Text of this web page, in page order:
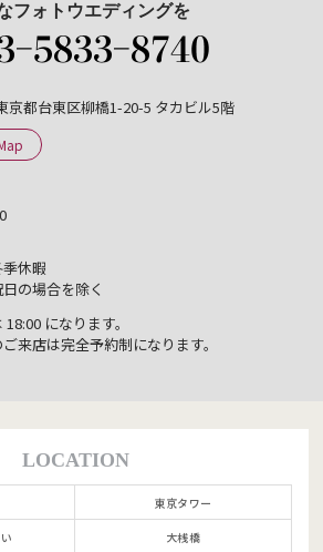
フォトウエディングを
京都台東区柳橋1-20-5 タカビル5階
休暇
の場合を除く
になります。
来店は完全予約制になります。
LOCATION
東京タワー
大桟橋